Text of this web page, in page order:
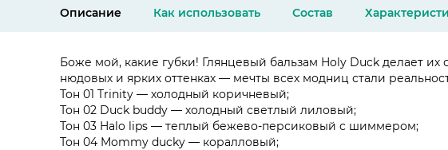
Описание Как использовать Состав
Боже мой, какие губки! Глянцевый бальзам Holy Duck делает
нюдовых и ярких оттенках — мечты всех модниц стали
Тон 01 Trinity — холодный коричневый;
Тон 02 Duck buddy — холодный светлый лиловый;
Тон 03 Halo lips — теплый бежево-персиковый с шиммером;
Тон 04 Mommy ducky — коралловый;